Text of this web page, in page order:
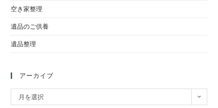
空き家整理
遺品のご供養
遺品整理
アーカイブ
月を選択